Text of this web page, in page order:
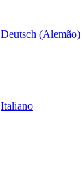
Deutsch (Alemão)
Italiano